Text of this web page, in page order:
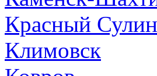
Красный Сулин
Климовск